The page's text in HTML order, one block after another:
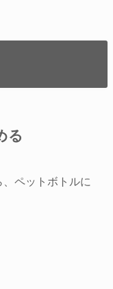
る
ペットボトルに